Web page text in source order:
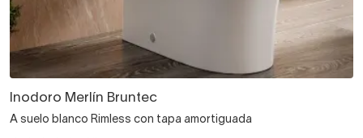
Inodoro Merlín Bruntec
A suelo blanco Rimless con tapa amortiguada